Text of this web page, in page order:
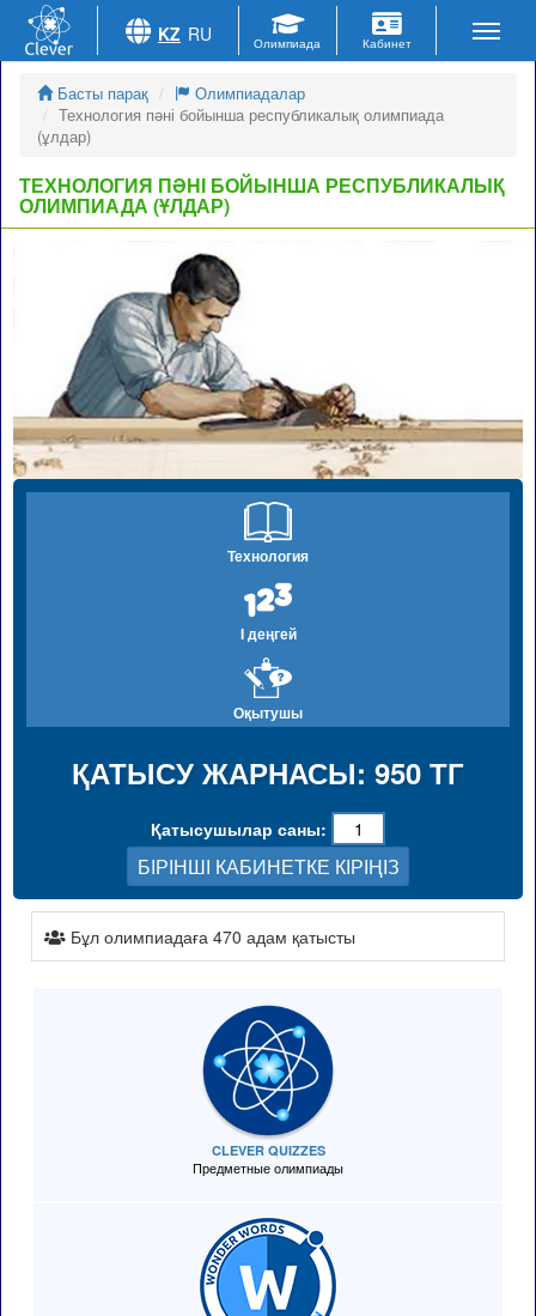
Басты парақ
Олимпиадалар
Технология пәні бойынша республикалық олимпиада
(ұлдар)
ТЕХНОЛОГИЯ ПӘНІ БОЙЫНША РЕСПУБЛИКАЛЫҚ
ОЛИМПИАДА (ҰЛДАР)
Технология
I деңгей
Оқытушы
ҚАТЫСУ ЖАРНАСЫ: 950 ТГ
Қатысушылар саны:
БІРІНШІ КАБИНЕТКЕ КІРІҢІЗ
Бұл олимпиадаға 470 адам қатысты
CLEVER QUIZZES
Предметные олимпиады
KZ RU